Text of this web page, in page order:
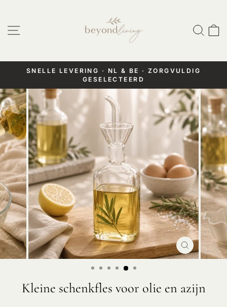
artikel
Pauzeer
diashow
SNELLE LEVERING · NL & BE · ZORGVULDIG
GESELECTEERD
SLUIT
Kleine schenkfles voor olie en azijn